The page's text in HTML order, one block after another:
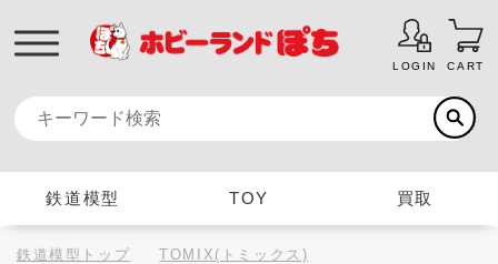
LOGIN CART
鉄道模型 TOY 買取
鉄道模型トップ
TOMIX(トミックス)